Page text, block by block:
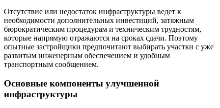
Отсутствие или недостаток инфраструктуры ведет к
необходимости дополнительных инвестиций, затяжным
бюрократическим процедурам и техническим трудностям,
которые напрямую отражаются на сроках сдачи. Поэтому
опытные застройщики предпочитают выбирать участки с уже
развитым инженерным обеспечением и удобным
транспортным сообщением.
Основные компоненты улучшенной
инфраструктуры